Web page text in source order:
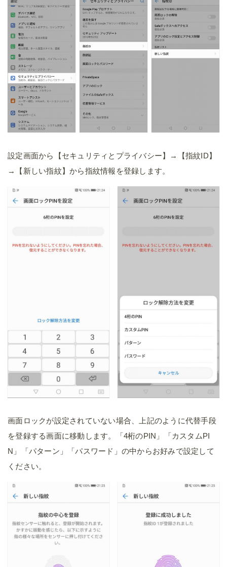
設定画面から【セキュリティとプライバシー】→【指紋ID】
→【新しい指紋】から指紋情報を登録します。
画面ロックが設定されていない場合、上記のように代替手段
を登録する画面に移動します。「4桁のPIN」「カスタムPI
N」「パターン」「パスワード」の中からお好みで設定して
ください。